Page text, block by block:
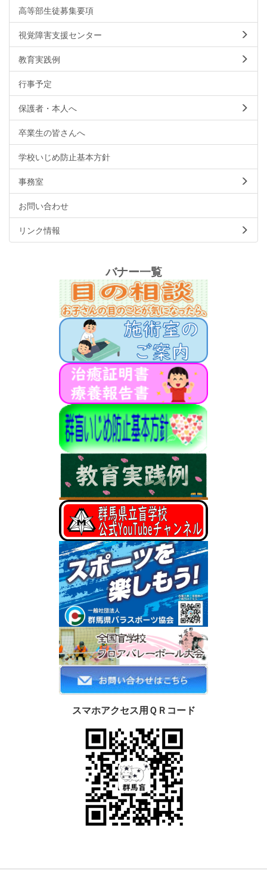
高等部生徒募集要項
視覚障害支援センター
教育実践例
行事予定
保護者・本人へ
卒業生の皆さんへ
学校いじめ防止基本方針
事務室
お問い合わせ
リンク情報
バナー一覧
スマホアクセス用ＱＲコード